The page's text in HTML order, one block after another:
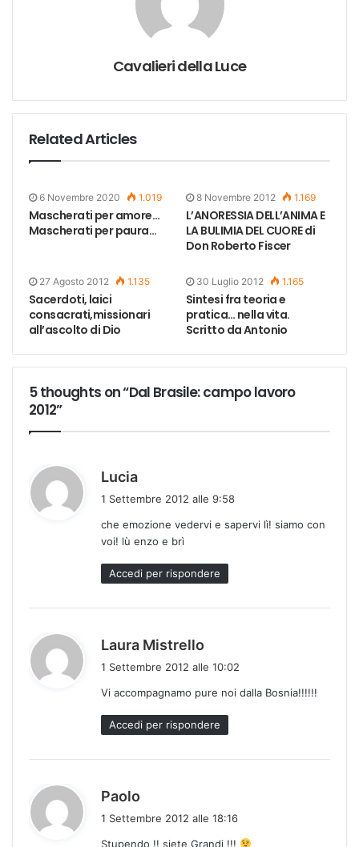
Cavalieri della Luce
Related Articles
6 Novembre 2020 1.019
Mascherati per amore…
Mascherati per paura…
8 Novembre 2012 1.169
L’ANORESSIA DELL’ANIMA E
LA BULIMIA DEL CUORE di
Don Roberto Fiscer
27 Agosto 2012 1.135
Sacerdoti, laici
consacrati,missionari
all’ascolto di Dio
30 Luglio 2012 1.165
Sintesi fra teoria e
pratica… nella vita.
Scritto da Antonio
5 thoughts on “Dal Brasile: campo lavoro
2012”
Lucia
e
t
t
o
1 Settembre 2012 alle 9:58
che emozione vedervi e sapervi lì! siamo con
voi! lù enzo e brì
Accedi per rispondere
Laura Mistrello
e
t
t
1 Settembre 2012 alle 10:02
Vi accompagnamo pure noi dalla Bosnia!!!!!!
Accedi per rispondere
Paolo
1 Settembre 2012 alle 18:16
Stupendo !! siete Grandi !!!